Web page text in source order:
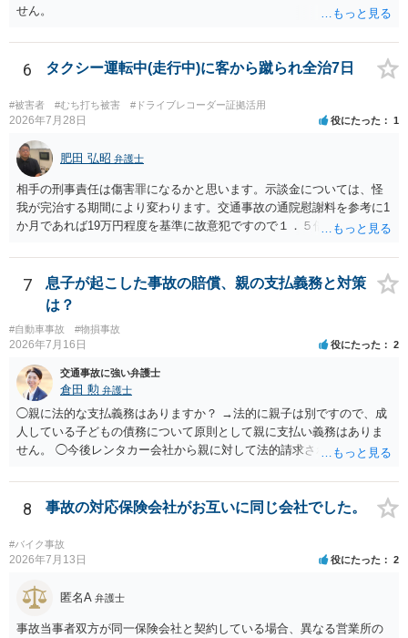
せん。
6 タクシー運転中(走行中)に客から蹴られ全治7日
#被害者 #むち打ち被害 #ドライブレコーダー証拠活用
2026年7月28日 役にたった 1
肥田 弘昭 弁護士
相手の刑事責任は傷害罪になるかと思います。示談金については、怪
我が完治する期間により変わります。交通事故の通院慰謝料を参考に1
か月であれば19万円程度を基準に故意犯ですので１．５倍か2倍程度す
上がるかと思います。ご参考にしてください。
7
息子が起こした事故の賠償、親の支払義務と対策
は？
#自動車事故 #物損事故
2026年7月16日 役にたった 2
交通事故に強い弁護士
倉田 勲 弁護士
◯親に法的な支払義務はありますか？ →法的に親子は別ですので、成
人している子どもの債務について原則として親に支払い義務はありま
せん。 ◯今後レンタカー会社から親に対して法的請求される可能性は
低いでしょう。 ◯親である私は今後どう対応すべきでしょうか？ →債
権者に対してご自身は支払いを拒み、請求するのであれば本人に対し
8 事故の対応保険会社がお互いに同じ会社でした。
#バイク事故
2026年7月13日 役にたった 2
匿名A 弁護士
事故当事者双方が同一保険会社と契約している場合、異なる営業所の